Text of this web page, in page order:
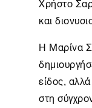
και
Η Μαρίνα
είδος,
στη